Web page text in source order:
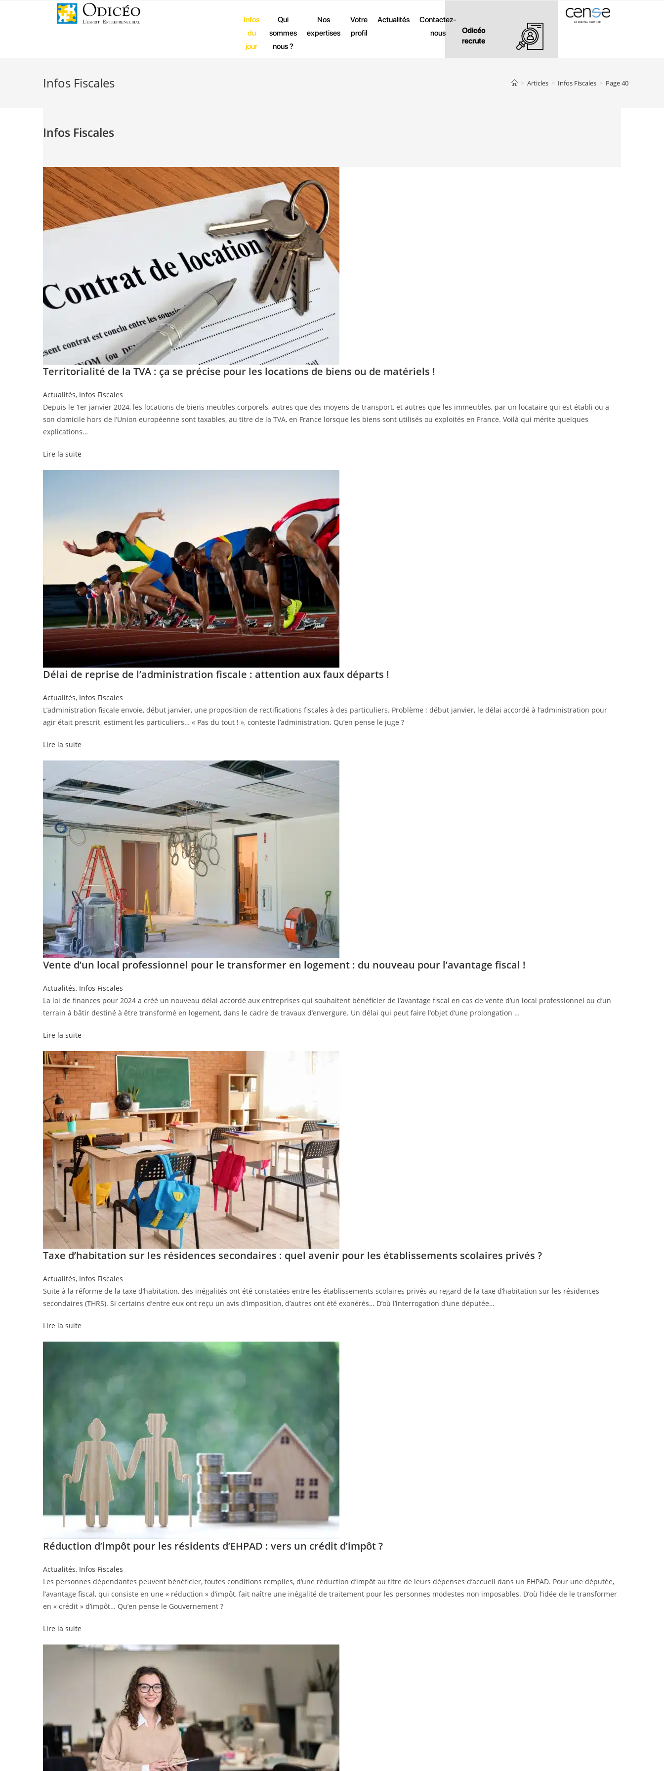
Odicéo
recrute
Infos
du
jour
Qui
sommes
nous ?
Nos
expertises
Votre
profil
Actualités
Contactez-
nous
Infos Fiscales > Articles > Infos Fiscales > Page 40
Infos Fiscales
Territorialité de la TVA : ça se précise pour les locations de biens ou de matériels !
Actualités, Infos Fiscales
Depuis le 1er janvier 2024, les locations de biens meubles corporels, autres que des moyens de transport, et autres que les immeubles, par un locataire qui est établi ou a
son domicile hors de l’Union européenne sont taxables, au titre de la TVA, en France lorsque les biens sont utilisés ou exploités en France. Voilà qui mérite quelques
explications…
Lire la suite
Délai de reprise de l’administration fiscale : attention aux faux départs !
Actualités, Infos Fiscales
L’administration fiscale envoie, début janvier, une proposition de rectifications fiscales à des particuliers. Problème : début janvier, le délai accordé à l’administration pour
agir était prescrit, estiment les particuliers… « Pas du tout ! », conteste l’administration. Qu’en pense le juge ?
Lire la suite
Vente d’un local professionnel pour le transformer en logement : du nouveau pour l’avantage fiscal !
Actualités, Infos Fiscales
La loi de finances pour 2024 a créé un nouveau délai accordé aux entreprises qui souhaitent bénéficier de l’avantage fiscal en cas de vente d’un local professionnel ou d’un
terrain à bâtir destiné à être transformé en logement, dans le cadre de travaux d’envergure. Un délai qui peut faire l’objet d’une prolongation …
Lire la suite
Taxe d’habitation sur les résidences secondaires : quel avenir pour les établissements scolaires privés ?
Actualités, Infos Fiscales
Suite à la réforme de la taxe d’habitation, des inégalités ont été constatées entre les établissements scolaires privés au regard de la taxe d’habitation sur les résidences
secondaires (THRS). Si certains d’entre eux ont reçu un avis d’imposition, d’autres ont été exonérés… D’où l’interrogation d’une députée…
Lire la suite
Réduction d’impôt pour les résidents d’EHPAD : vers un crédit d’impôt ?
Actualités, Infos Fiscales
Les personnes dépendantes peuvent bénéficier, toutes conditions remplies, d’une réduction d’impôt au titre de leurs dépenses d’accueil dans un EHPAD. Pour une députée,
l’avantage fiscal, qui consiste en une « réduction » d’impôt, fait naître une inégalité de traitement pour les personnes modestes non imposables. D’où l’idée de le transformer
en « crédit » d’impôt… Qu’en pense le Gouvernement ?
Lire la suite